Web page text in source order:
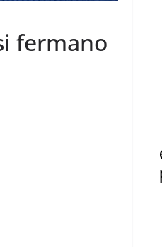
fermano